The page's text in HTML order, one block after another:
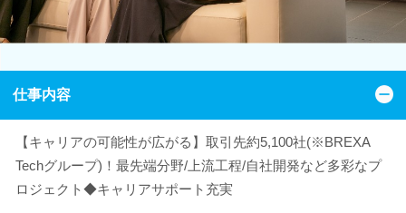
仕事内容
【キャリアの可能性が広がる】取引先約5,100社(※BREXA
Techグループ)！最先端分野/上流工程/自社開発など多彩なプ
ロジェクト◆キャリアサポート充実